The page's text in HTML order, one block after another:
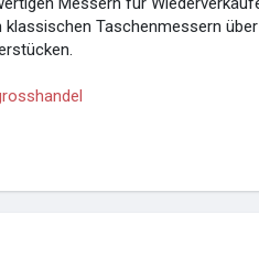
Taschenmessern